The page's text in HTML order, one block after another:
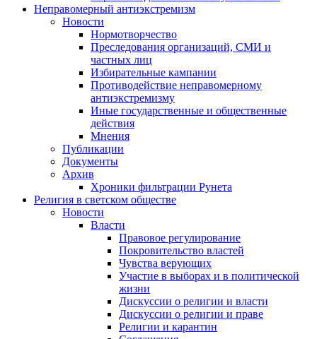
Неправомерный антиэкстремизм
Новости
Нормотворчество
Преследования организаций, СМИ и
частных лиц
Избирательные кампании
Противодействие неправомерному
антиэкстремизму
Иные государственные и общественные
действия
Мнения
Публикации
Документы
Архив
Хроники фильтрации Рунета
Религия в светском обществе
Новости
Власти
Правовое регулирование
Покровительство властей
Чувства верующих
Участие в выборах и в политической
жизни
Дискуссии о религии и власти
Дискуссии о религии и праве
Религии и карантин